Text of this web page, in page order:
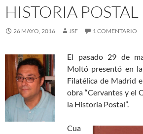
HISTORIA POSTAL
26 MAYO, 2016 JSF 1 COMENTARIO
El pasado 29 de
Moltó presentó en
Filatélica de Madrid
obra “Cervantes y el
la Historia Postal”.
Cua